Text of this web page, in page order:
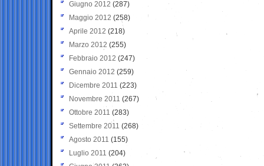
Giugno 2012 (287)
Maggio 2012 (258)
Aprile 2012 (218)
Marzo 2012 (255)
Febbraio 2012 (247)
Gennaio 2012 (259)
Dicembre 2011 (223)
Novembre 2011 (267)
Ottobre 2011 (283)
Settembre 2011 (268)
Agosto 2011 (155)
Luglio 2011 (204)